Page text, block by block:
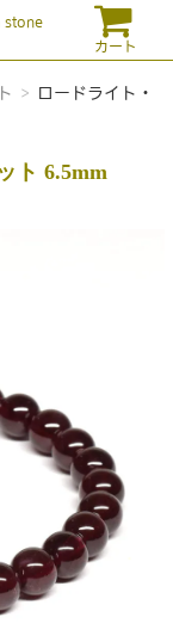
カート
ロードライト・
ト 6.5mm